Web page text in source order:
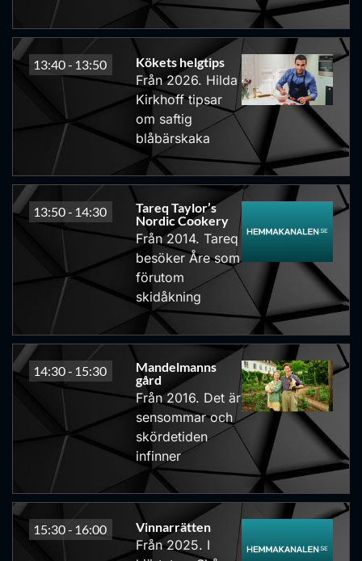
13:40 - 13:50 Kökets helgtips
Från 2026. Hilda
Kirkhoff tipsar
om saftig
blåbärskaka
13:50 - 14:30
Tareq Taylor’s
Nordic Cookery
Från 2014. Tareq
besöker Åre som
förutom
skidåkning
14:30 - 15:30
Mandelmanns
gård
Från 2016. Det är
sensommar och
skördetiden
infinner
15:30 - 16:00 Vinnarrätten
Från 2025. I